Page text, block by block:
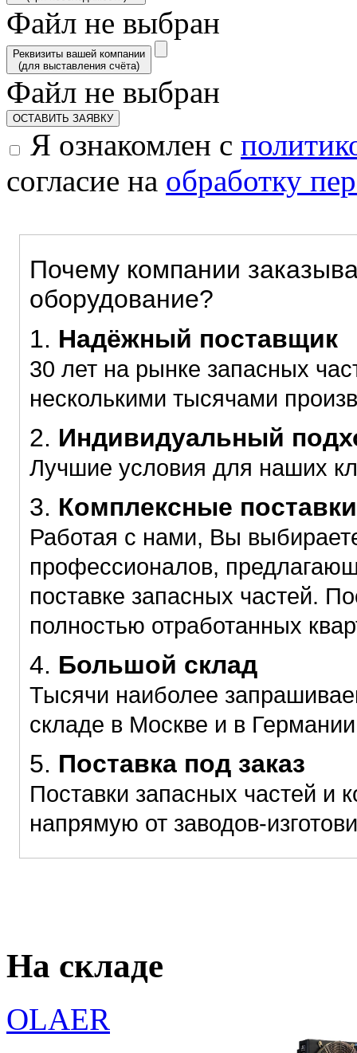
Файл не выбран
Реквизиты вашей компании
(для выставления счёта)
Файл не выбран
ОСТАВИТЬ ЗАЯВКУ
Я ознакомлен с
согласие на обработку
Почему компании
оборудование?
1. Надёжный поставщик
30 лет на рынке запасных
несколькими тысячами
2. Индивидуальный
Лучшие условия для наших
3. Комплексные поставки
Работая с нами, Вы
профессионалов,
поставке запасных частей.
полностью отработанных
4. Большой склад
Тысячи наиболее
складе в Москве и в Германии
5. Поставка под заказ
Поставки запасных частей и
напрямую от заводов-
На складе
OLAER